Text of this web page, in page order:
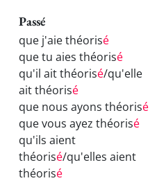
Passé
que j'aie théorisé
que tu aies théorisé
qu'il ait théorisé/qu'elle
ait théorisé
que nous ayons théorisé
que vous ayez théorisé
qu'ils aient
théorisé/qu'elles aient
théorisé